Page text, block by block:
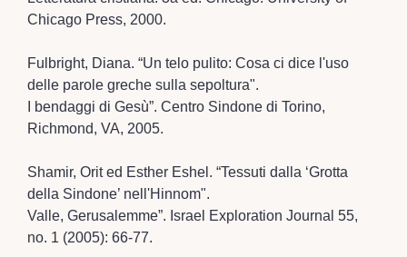
Chicago Press, 2000.
Fulbright, Diana. “Un telo pulito: Cosa ci dice l'uso
delle parole greche sulla sepoltura".
I bendaggi di Gesù”. Centro Sindone di Torino,
Richmond, VA, 2005.
Shamir, Orit ed Esther Eshel. “Tessuti dalla ‘Grotta
della Sindone’ nell'Hinnom".
Valle, Gerusalemme”. Israel Exploration Journal 55,
no. 1 (2005): 66-77.